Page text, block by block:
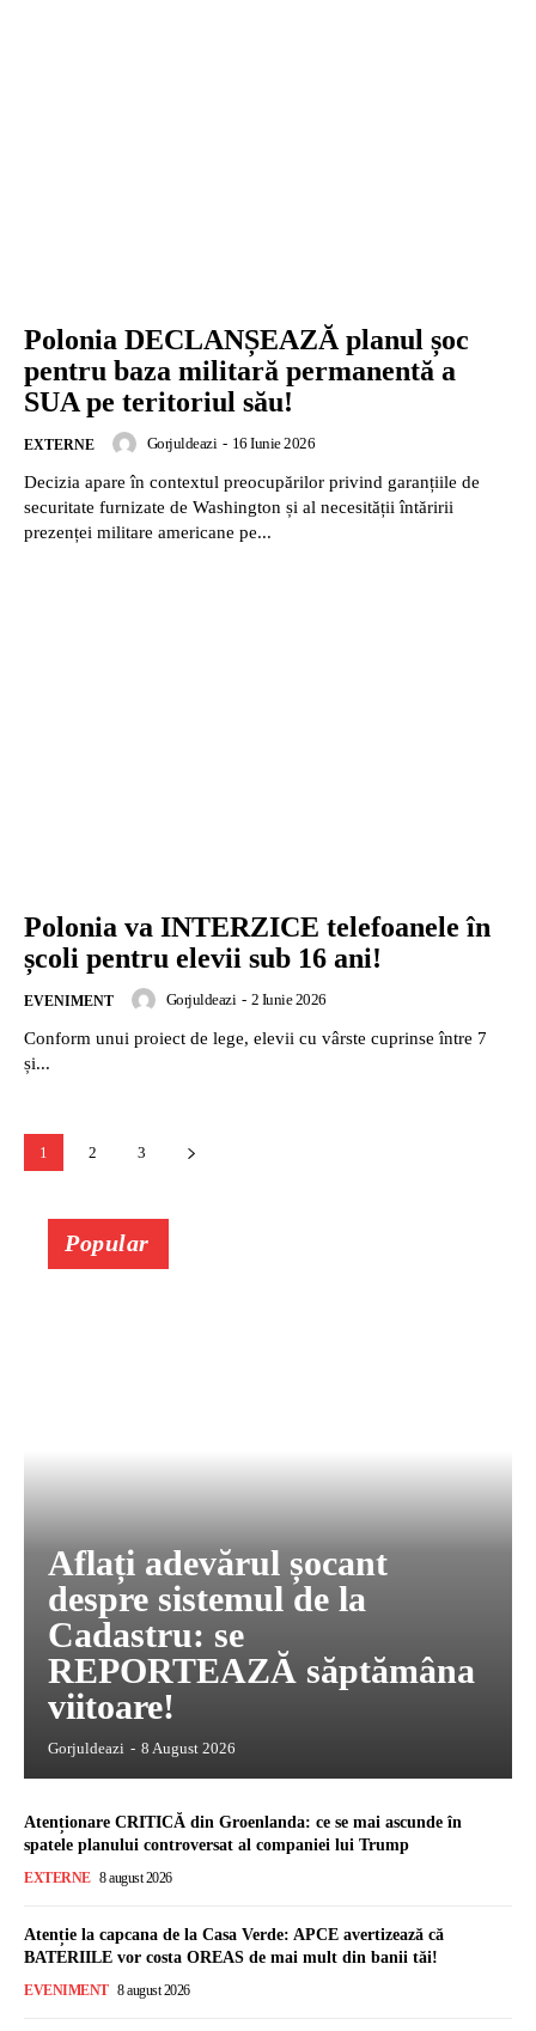
Polonia DECLANȘEAZĂ planul șoc
pentru baza militară permanentă a
SUA pe teritoriul său!
EXTERNE Gorjuldeazi - 16 Iunie 2026
Decizia apare în contextul preocupărilor privind garanțiile de
securitate furnizate de Washington și al necesității întăririi
prezenței militare americane pe...
Polonia va INTERZICE telefoanele în
școli pentru elevii sub 16 ani!
EVENIMENT Gorjuldeazi - 2 Iunie 2026
Conform unui proiect de lege, elevii cu vârste cuprinse între 7
și...
1 2 3
Popular
Aflați adevărul șocant
despre sistemul de la
Cadastru: se
REPORTEAZĂ săptămâna
viitoare!
Gorjuldeazi - 8 August 2026
Atenționare CRITICĂ din Groenlanda: ce se mai ascunde în
spatele planului controversat al companiei lui Trump
EXTERNE 8 august 2026
Atenție la capcana de la Casa Verde: APCE avertizează că
BATERIILE vor costa OREAS de mai mult din banii tăi!
EVENIMENT 8 august 2026